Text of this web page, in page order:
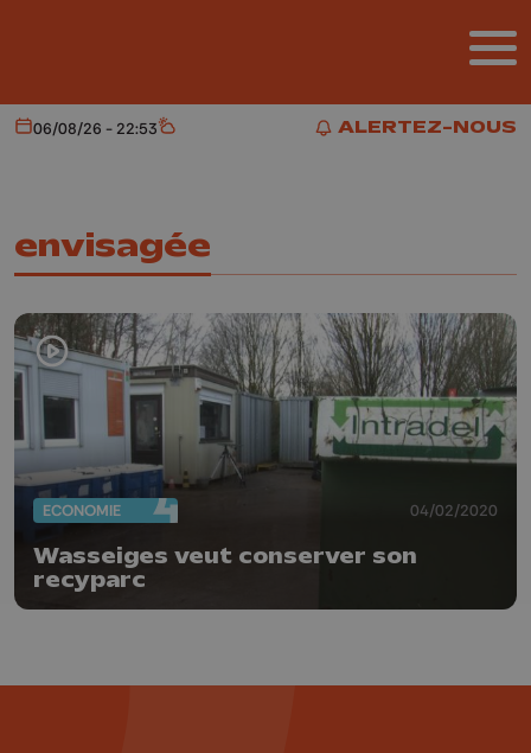
ALERTEZ-NOUS
ALERTEZ-NOUS
Aujourd'hui
06/08/26 - 22:53 Météo
envisagée
ECONOMIE 04/02/2020
Wasseiges veut conserver son
recyparc